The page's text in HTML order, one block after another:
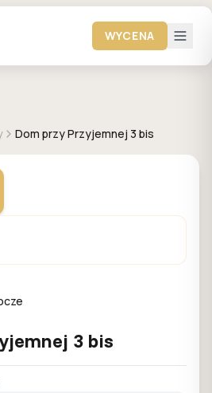
WYCENA
Dom przy Przyjemnej 3 bis
3 bis